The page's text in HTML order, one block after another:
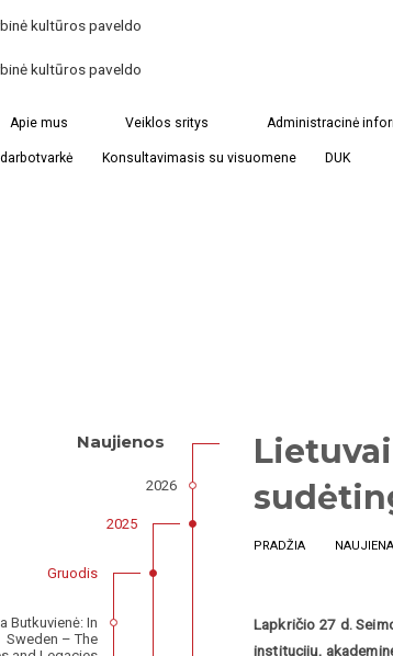
Apie mus Veiklos sritys Administracinė
Konsultavimasis su visuomene DUK
PRADŽIA NAUJIENA
Lapkričio 27 d.
institucijų,
Naujienos
2026
2025
Gruodis
Butkuvienė: In
Sweden – The